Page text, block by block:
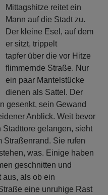
Mittagshitze reitet ein
Mann auf die Stadt zu.
Der kleine Esel, auf dem
er sitzt, trippelt
tapfer über die vor Hitze
flimmernde Straße. Nur
ein paar Mantelstücke
dienen als Sattel. Der
gesenkt, sein Gewand
Anblick. Weit bevor
gelangen, sieht
Straßenrand. Sie rufen
was. Einige haben
geschnitten und
aus, als ob ein
eine unruhige Rast